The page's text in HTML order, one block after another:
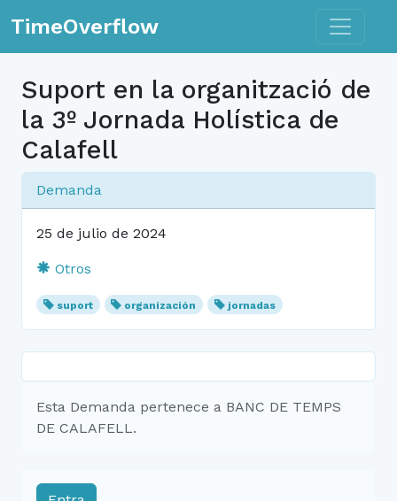
TimeOverflow Toggle
Suport en la organització de
la 3º Jornada Holística de
Calafell
Demanda
25 de julio de 2024
Otros
suport organización jornadas
Esta Demanda pertenece a BANC DE TEMPS
DE CALAFELL.